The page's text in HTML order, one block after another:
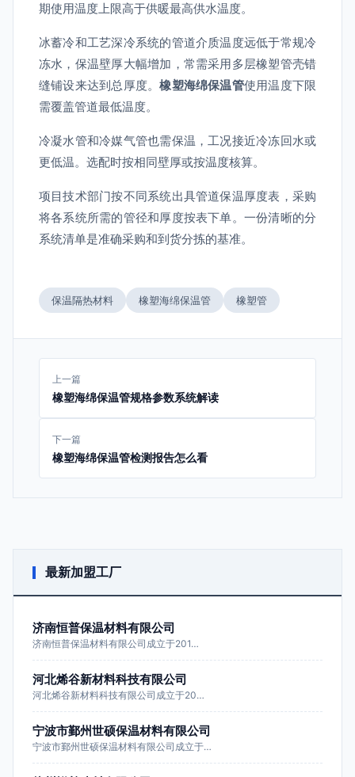
期使用温度上限高于供暖最高供水温度。
冰蓄冷和工艺深冷系统的管道介质温度远低于常规冷
冻水，保温壁厚大幅增加，常需采用多层橡塑管壳错
缝铺设来达到总厚度。橡塑海绵保温管使用温度下限
需覆盖管道最低温度。
冷凝水管和冷媒气管也需保温，工况接近冷冻回水或
更低温。选配时按相同壁厚或按温度核算。
项目技术部门按不同系统出具管道保温厚度表，采购
将各系统所需的管径和厚度按表下单。一份清晰的分
系统清单是准确采购和到货分拣的基准。
保温隔热材料 橡塑海绵保温管 橡塑管
上一篇
橡塑海绵保温管规格参数系统解读
下一篇
橡塑海绵保温管检测报告怎么看
最新加盟工厂
济南恒普保温材料有限公司
济南恒普保温材料有限公司成立于201…
河北烯谷新材料科技有限公司
河北烯谷新材料科技有限公司成立于20…
宁波市鄞州世硕保温材料有限公司
宁波市鄞州世硕保温材料有限公司成立于…